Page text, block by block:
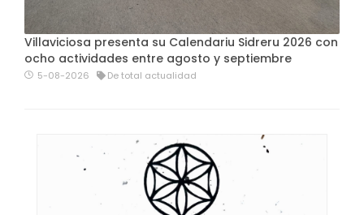
Villaviciosa presenta su Calendariu Sidreru 2026 con
ocho actividades entre agosto y septiembre
5-08-2026 De total actualidad